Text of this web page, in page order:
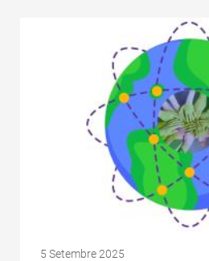
5 Setembre 2025